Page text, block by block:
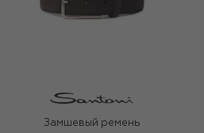
Замшевый ремень